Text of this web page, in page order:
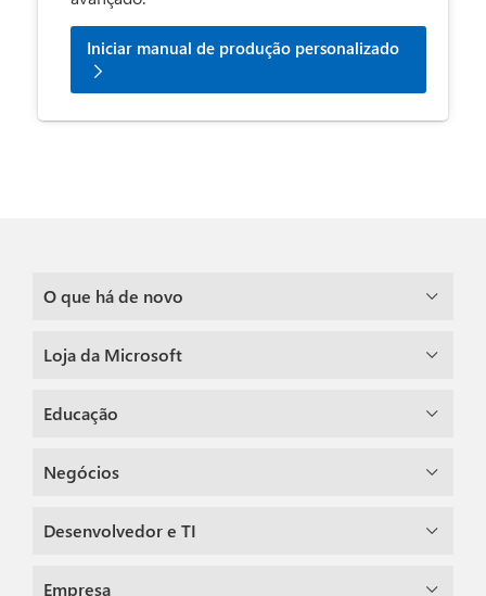
Iniciar manual de produção personalizado
O que há de novo
Loja da Microsoft
Educação
Negócios
Desenvolvedor e TI
Empresa